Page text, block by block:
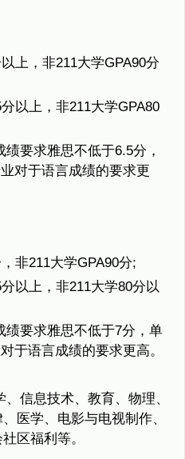
上，非211大学GPA90分
以上，非211大学GPA80
要求雅思不低于6.5分，
对于语言成绩的要求更
非211大学GPA90分;
以上，非211大学80分以
绩要求雅思不低于7分，单
于语言成绩的要求更高。
信息技术、教育、物理、
医学、电影与电视制作、
区福利等。